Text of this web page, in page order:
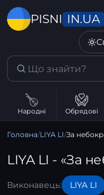
PISNI IN.UA
Народні Обрядові
Головна/LIYA LI/За
LIYA LI - «За
Виконавець: LIYA LI